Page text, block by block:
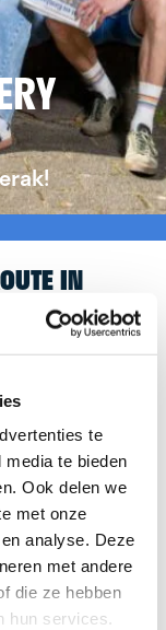
te
te bieden
Ook delen we
met onze
analyse. Deze
met andere
die ze hebben
hun services.
IN
to deliver
wish you